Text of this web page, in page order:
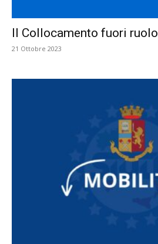
Il Collocamento fuori ruolo
21 Ottobre 2023